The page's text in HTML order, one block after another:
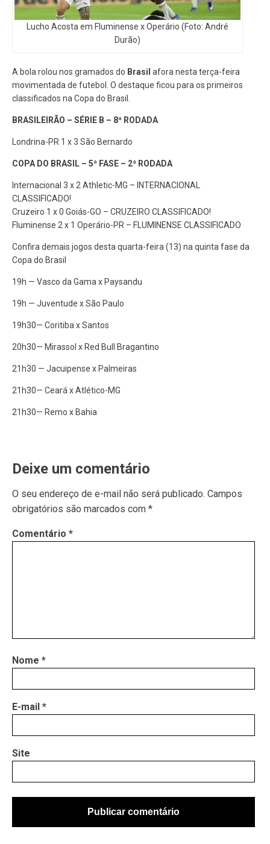
Lucho Acosta em Fluminense x Operário (Foto: André
Durão)
A bola rolou nos gramados do Brasil afora nesta terça-feira
movimentada de futebol. O destaque ficou para os primeiros
classificados na Copa do Brasil.
BRASILEIRÃO – SÉRIE B – 8ª RODADA
Londrina-PR 1 x 3 São Bernardo
COPA DO BRASIL – 5ª FASE – 2ª RODADA
Internacional 3 x 2 Athletic-MG – INTERNACIONAL
CLASSIFICADO!
Cruzeiro 1 x 0 Goiás-GO – CRUZEIRO CLASSIFICADO!
Fluminense 2 x 1 Operário-PR – FLUMINENSE CLASSIFICADO
Confira demais jogos desta quarta-feira (13) na quinta fase da
Copa do Brasil
19h — Vasco da Gama x Paysandu
19h — Juventude x São Paulo
19h30— Coritiba x Santos
20h30— Mirassol x Red Bull Bragantino
21h30 — Jacuipense x Palmeiras
21h30— Ceará x Atlético-MG
21h30— Remo x Bahia
Deixe um comentário
O seu endereço de e-mail não será publicado. Campos
obrigatórios são marcados com *
Comentário *
Nome *
E-mail *
Site